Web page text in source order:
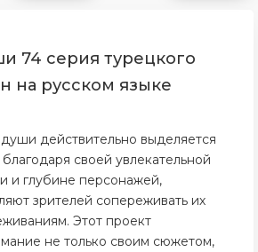
74 серия турецкого
на русском языке
действительно выделяется
своей увлекательной
и глубине персонажей,
зрителей сопереживать их
Этот проект
не только своим сюжетом,